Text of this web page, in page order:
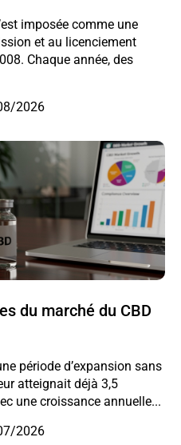
imposée comme une
et au licenciement
Chaque année, des
2026
du marché du CBD
période d’expansion sans
atteignait déjà 3,5
une croissance annuelle...
2026